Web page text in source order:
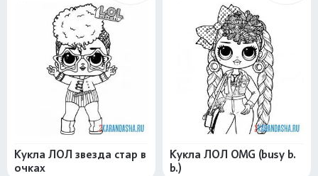
Кукла ЛОЛ звезда стар в
очках
Кукла ЛОЛ OMG (busy b.
b.)